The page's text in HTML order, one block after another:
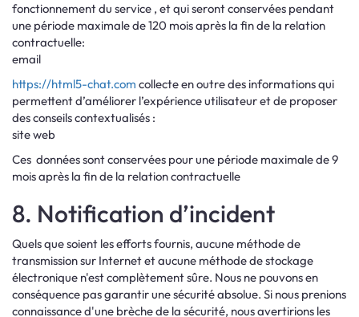
fonctionnement du service , et qui seront conservées pendant
une période maximale de 120 mois après la fin de la relation
contractuelle:
email
https://html5-chat.com collecte en outre des informations qui
permettent d’améliorer l’expérience utilisateur et de proposer
des conseils contextualisés :
site web
Ces données sont conservées pour une période maximale de 9
mois après la fin de la relation contractuelle
8. Notification d’incident
Quels que soient les efforts fournis, aucune méthode de
transmission sur Internet et aucune méthode de stockage
électronique n'est complètement sûre. Nous ne pouvons en
conséquence pas garantir une sécurité absolue. Si nous prenions
connaissance d'une brèche de la sécurité, nous avertirions les